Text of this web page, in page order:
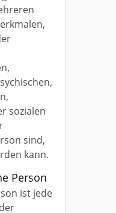
sozialen
sind,
kann.
Person
ist jede